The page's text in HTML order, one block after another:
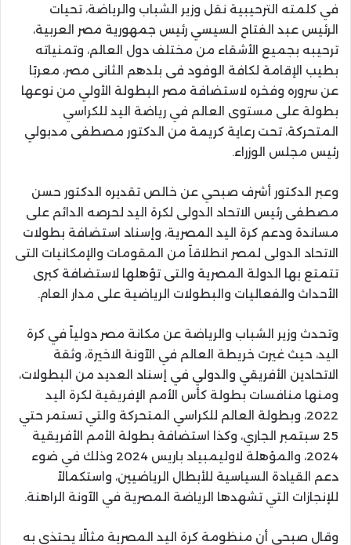
في كلمته الترحيبية نقل وزير الشباب والرياضة، تحيات
الرئيس عبد الفتاح السيسي رئيس جمهورية مصر العربية،
ترحيبه بجميع الأشقاء من مختلف دول العالم، وتمنياته
بطيب الإقامة لكافة الوفود فى بلدهم الثانى مصر، معربًا
عن سروره وفخره لاستضافة مصر البطولة الأولي من نوعها
بطولة على مستوى العالم في رياضة اليد للكراسي
المتحركة، تحت رعاية كريمة من الدكتور مصطفى مدبولي
رئيس مجلس الوزراء.
وعبر الدكتور أشرف صبحي عن خالص تقديره الدكتور حسن
مصطفى رئيس الاتحاد الدولى لكرة اليد لحرصه الدائم على
مساندة ودعم كرة اليد المصرية، وإسناد استضافة بطولات
الاتحاد الدولى لمصر انطلاقاً من المقومات والإمكانيات التى
تتمتع بها الدولة المصرية والتى تؤهلها لاستضافة كبرى
الأحداث والفعاليات والبطولات الرياضية على مدار العام.
وتحدث وزير الشباب والرياضة عن مكانة مصر دولياً في كرة
اليد، حيث غيرت خريطة العالم في الآونة الاخيرة، وثقة
الاتحادين الأفريقي والدولي في إسناد العديد من البطولات،
ومنها منافسات بطولة كأس الأمم الإفريقية لكرة اليد
2022، ‬وبطولة العالم للكراسي المتحركة والتي تستمر حتي
25 سبتمبر الجاري، وكذا استضافة بطولة الأمم الأفريقية
2024، والمؤهلة لاوليمبياد باريس 2024 وذلك في ضوء
دعم القيادة السياسية للأبطال الرياضيين، واستكمالاً
للإنجازات التي تشهدها الرياضة المصرية في الآونة الراهنة.
وقال صبحي أن منظومة كرة اليد المصرية مثالًا يحتذى به